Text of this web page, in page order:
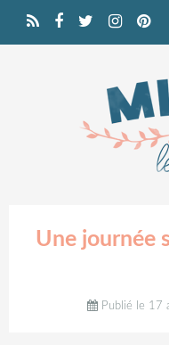
Une journée
Publié le 17